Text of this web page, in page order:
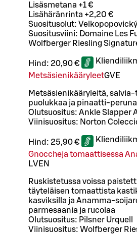
Lisäsmetana +1 €
Lisähäränrinta +2,20 €
Suositusolut:
Suositusviini: Domaine Les
Wolfberger Riesling
Hind: 20,90 €
MetsäsienikääryleetGVE
Metsäsienikääryleitä,
puolukkaa ja pinaatti-
Olutsuositus: Ankle Slapper
Viinisuositus: Norton
Hind: 25,90 €
Gnoccheja tomaattisessa
LVEN
Ruskistetussa voissa
täyteläisen tomaattista
kasviksilla ja Anamma-
parmesaania ja rucolaa
Olutsuositus: Pilsner Urquell
Viinisuositus: Wolfberger